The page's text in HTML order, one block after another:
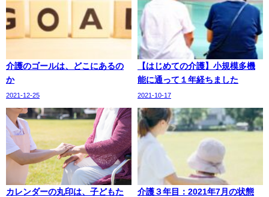
介護のゴールは、どこにあるの
か
2021-12-25
【はじめての介護】小規模多機
能に通って１年経ちました
2021-10-17
カレンダーの丸印は、子どもた
介護３年目：2021年7月の状態